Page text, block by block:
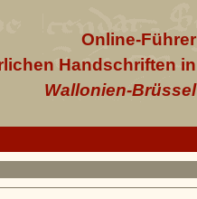
Online-Führer
Handschriften in
Wallonien-Brüssel